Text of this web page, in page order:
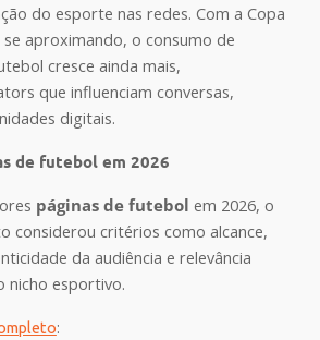
do esporte nas redes. Com a Copa
aproximando, o consumo de
cresce ainda mais,
que influenciam conversas,
digitais.
de futebol em 2026
páginas de futebol em 2026, o
considerou critérios como alcance,
da audiência e relevância
nicho esportivo.
: